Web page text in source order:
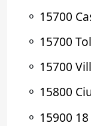
⚬ 15700
⚬ 15700
⚬ 15700
⚬ 15800
⚬ 15900